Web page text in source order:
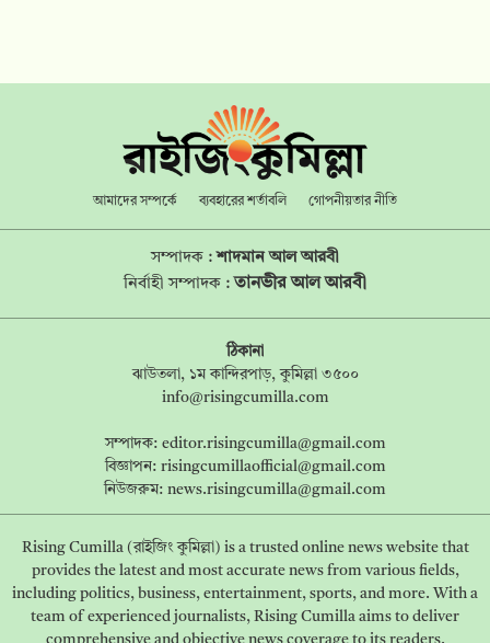
আমাদের সম্পর্কে ব্যবহারের শর্তাবলি গোপনীয়তার নীতি
সম্পাদক :শাদমান আল আরবী
নির্বাহী সম্পাদক : তানভীর আল আরবী
ঠিকানা
ঝাউতলা, ১ম কান্দিরপাড়, কুমিল্লা ৩৫০০
info@risingcumilla.com
সম্পাদক: editor.risingcumilla@gmail.com
বিজ্ঞাপন: risingcumillaofficial@gmail.com
নিউজরুম: news.risingcumilla@gmail.com
Rising Cumilla (রাইজিং কুমিল্লা) is a trusted online news website that
provides the latest and most accurate news from various fields,
including politics, business, entertainment, sports, and more. With a
team of experienced journalists, Rising Cumilla aims to deliver
comprehensive and objective news coverage to its readers.